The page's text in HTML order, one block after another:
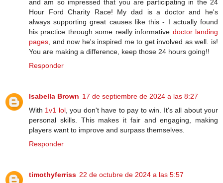
and am so impressed that you are participating in the 24
Hour Ford Charity Race! My dad is a doctor and he's
always supporting great causes like this - I actually found
his practice through some really informative doctor landing
pages , and now he's inspired me to get involved as well. is!
You are making a difference, keep those 24 hours going!!
Responder
Isabella Brown 17 de septiembre de 2024 a las 8:27
With 1v1 lol, you don't have to pay to win. It's all about your
personal skills. This makes it fair and engaging, making
players want to improve and surpass themselves.
Responder
timothyferriss 22 de octubre de 2024 a las 5:57